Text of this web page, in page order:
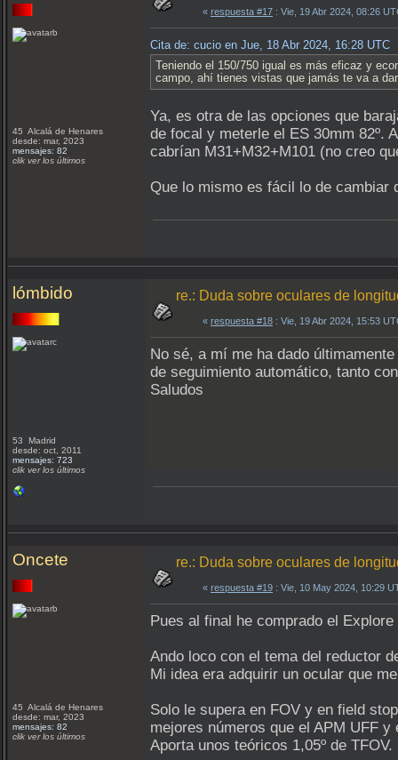
45 Alcalá de Henares
desde: mar, 2023
mensajes: 82
clik ver los últimos
« respuesta #17 : Vie, 19 Abr 2024, 08:26
Cita de: cucio en Jue, 18 Abr 2024, 16:28 UTC
Teniendo el 150/750 igual es más eficaz y
campo, ahí tienes vistas que jamás te va a
Ya, es otra de las opciones que
de focal y meterle el ES 30mm 82º.
cabrían M31+M32+M101 (no creo
Que lo mismo es fácil lo de
lómbido
53 Madrid
desde: oct, 2011
mensajes: 723
clik ver los últimos
re.: Duda sobre oculares de
« respuesta #18 : Vie, 19 Abr 2024, 15:53
No sé, a mí me ha dado
de seguimiento automático, tanto
Saludos
Oncete
45 Alcalá de Henares
desde: mar, 2023
mensajes: 82
clik ver los últimos
re.: Duda sobre oculares de
« respuesta #19 : Vie, 10 May 2024, 10:29
Pues al final he comprado el
Ando loco con el tema del reductor
Mi idea era adquirir un ocular que
Solo le supera en FOV y en field
mejores números que el APM UFF
Aporta unos teóricos 1,05º de TFOV.